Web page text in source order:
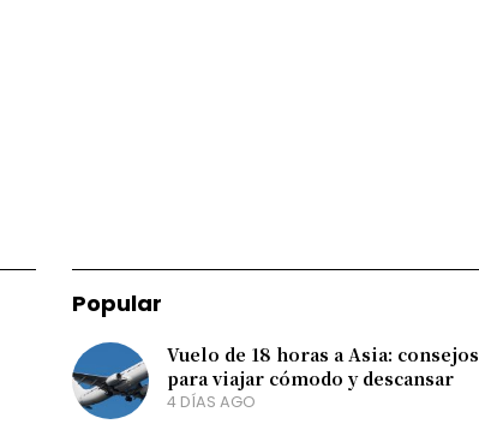
Popular
Vuelo de 18 horas a Asia: consejos
para viajar cómodo y descansar
4 DÍAS AGO